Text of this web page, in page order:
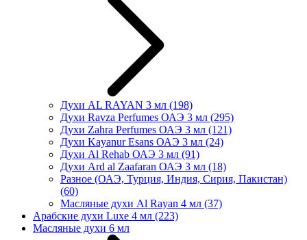
Духи AL RAYAN 3 мл (198)
Духи Ravza Perfumes ОАЭ 3 мл (295)
Духи Zahra Perfumes ОАЭ 3 мл (121)
Духи Kayanur Esans ОАЭ 3 мл (24)
Духи Al Rehab ОАЭ 3 мл (91)
Духи Ard al Zaafaran ОАЭ 3 мл (18)
Разное (ОАЭ, Турция, Индия, Сирия, Пакистан)
(60)
Масляные духи Al Rayan 4 мл (37)
Арабские духи Luxe 4 мл (223)
Масляные духи 6 мл